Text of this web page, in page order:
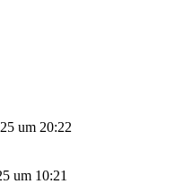
um 20:22
um 10:21